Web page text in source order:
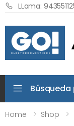
LLama:
Home Shop